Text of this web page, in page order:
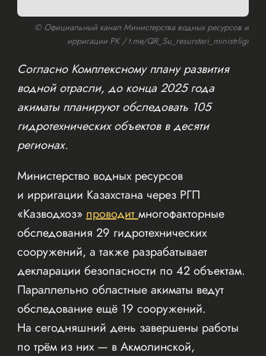
© Официальный канал Министерства водных ресурсов и
ирригации РК / t.me/QR_Su_resurstari_ministrligi
Согласно Комплексному плану развития
водной отрасли, до конца 2025 года
акиматы планируют обследовать 105
гидротехнических объектов в десяти
регионах.
Министерство водных ресурсов
и ирригации Казахстана через РГП
«Казводхоз» проводит многофакторные
обследования 29 гидротехнических
сооружений, а также разрабатывает
декларации безопасности по 42 объектам.
Параллельно областные акиматы ведут
обследование ещё 19 сооружений.
На сегодняшний день завершены работы
по трём из них — в Акмолинской,